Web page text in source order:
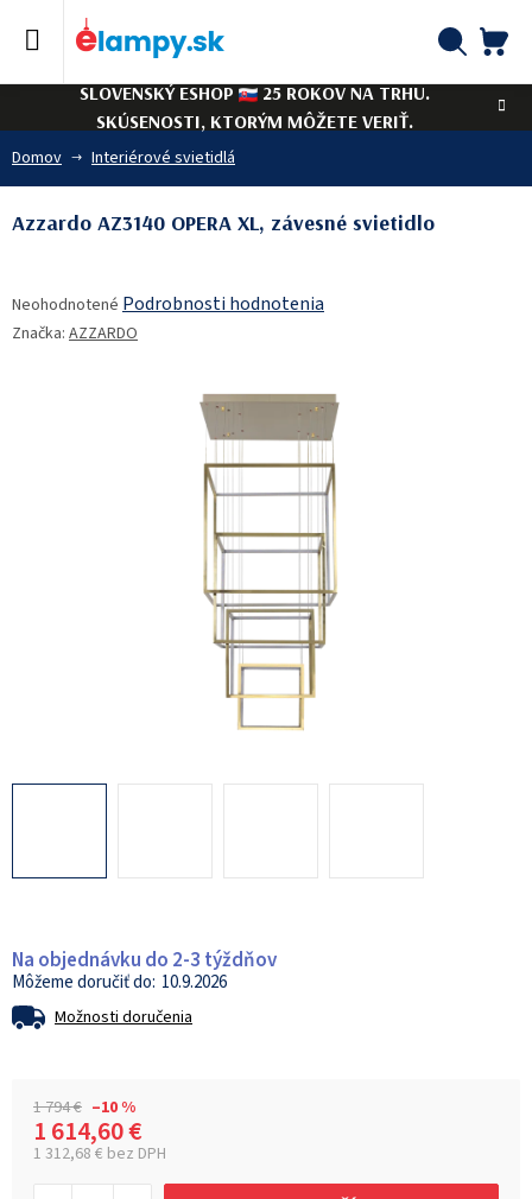
SLOVENSKÝ ESHOP
25 ROKOV NA TRHU.
SKÚSENOSTI, KTORÝM MÔŽETE VERIŤ.
Domov Interiérové svietidlá
Na objednávku do 2-3 týždňov
10.9.2026
Možnosti doručenia
1 794 € –10 %
1 614,60 €
1 312,68 € bez DPH
Azzardo AZ3140 OPERA XL, závesné svietidlo
hodnotenie
produktu
Neohodnotené Podrobnosti hodnotenia
Značka: AZZARDO